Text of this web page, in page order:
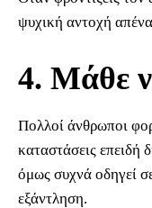
ψυχική αντοχή
4. Μάθε
Πολλοί άνθρωποι
καταστάσεις επειδή
όμως συχνά οδηγεί
εξάντληση.